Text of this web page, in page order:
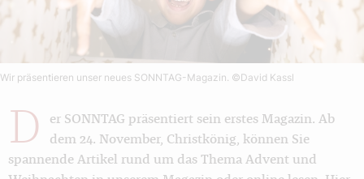
Wir präsentieren unser neues SONNTAG-Magazin. ©David Kassl
D
er SONNTAG präsentiert sein erstes Magazin. Ab
dem 24. November, Christkönig, können Sie
spannende Artikel rund um das Thema Advent und